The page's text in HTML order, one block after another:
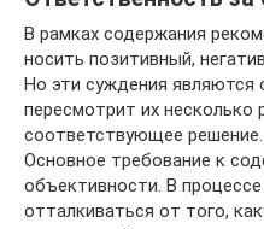
В рамках содержания
носить позитивный,
Но эти суждения являются
пересмотрит их несколько
соответствующее решение.
Основное требование к
объективности. В
отталкиваться от того,